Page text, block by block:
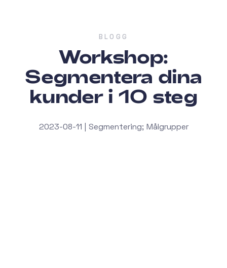
BLOGG
Workshop:
Segmentera dina
kunder i 10 steg
2023-08-11 | Segmentering; Målgrupper